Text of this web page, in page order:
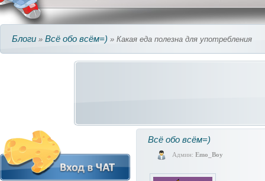
Блоги » Всё обо всём=) » Какая еда полезна для употребления
Всё обо всём=)
Админ: Emo_Boy